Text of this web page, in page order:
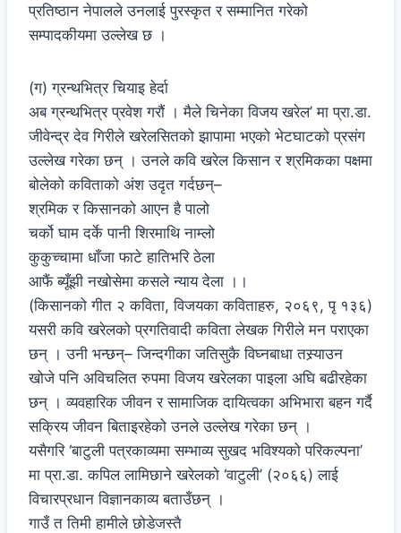
प्रतिष्ठान नेपालले उनलाई पुरस्कृत र सम्मानित गरेको
सम्पादकीयमा उल्लेख छ ।
(ग) ग्रन्थभित्र चियाइ हेर्दा
अब ग्रन्थभित्र प्रवेश गरौं । मैले चिनेका विजय खरेल’ मा प्रा.डा.
जीवेन्द्र देव गिरीले खरेलसितको झापामा भएको भेटघाटको प्रसंग
उल्लेख गरेका छन् । उनले कवि खरेल किसान र श्रमिकका पक्षमा
बोलेको कविताको अंश उदृत गर्दछन्–
श्रमिक र किसानको आएन है पालो
चर्को घाम दर्के पानी शिरमाथि नाम्लो
कुकुच्चामा धाँजा फाटे हातिभरि ठेला
आफैं ब्यूँझी नखोसेमा कसले न्याय देला ।।
(किसानको गीत २ कविता, विजयका कविताहरु, २०६९, पृ १३६)
यसरी कवि खरेलको प्रगतिवादी कविता लेखक गिरीले मन पराएका
छन् । उनी भन्छन्– जिन्दगीका जतिसुकै विघ्नबाधा तस्र्याउन
खोजे पनि अविचलित रुपमा विजय खरेलका पाइला अघि बढीरहेका
छन् । व्यवहारिक जीवन र सामाजिक दायित्वका अभिभारा बहन गर्दै
सक्रिय जीवन बिताइरहेको उनले उल्लेख गरेका छन् ।
यसैगरि ‘बाटुली पत्रकाव्यमा सम्भाव्य सुखद भविश्यको परिकल्पना’
मा प्रा.डा. कपिल लामिछाने खरेलको ‘वाटुली’ (२०६६) लाई
विचारप्रधान विज्ञानकाव्य बताउँछन् ।
गाउँ त तिमी हामीले छोडेजस्तै